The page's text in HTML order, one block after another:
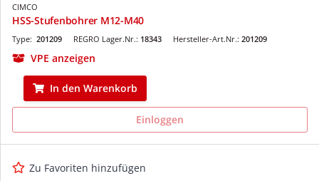
CIMCO
HSS-Stufenbohrer M12-M40
REGRO Lager.Nr.: 18343
Type: 201209 Hersteller-Art.Nr.: 201209
VPE anzeigen
In den Warenkorb
Einloggen
Zu Favoriten hinzufügen